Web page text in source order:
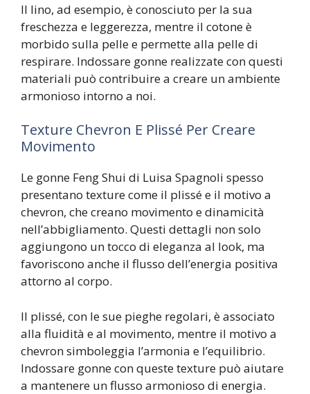
Il lino, ad esempio, è conosciuto per la sua
freschezza e leggerezza, mentre il cotone è
morbido sulla pelle e permette alla pelle di
respirare. Indossare gonne realizzate con questi
materiali può contribuire a creare un ambiente
armonioso intorno a noi.
Texture Chevron E Plissé Per Creare
Movimento
Le gonne Feng Shui di Luisa Spagnoli spesso
presentano texture come il plissé e il motivo a
chevron, che creano movimento e dinamicità
nell’abbigliamento. Questi dettagli non solo
aggiungono un tocco di eleganza al look, ma
favoriscono anche il flusso dell’energia positiva
attorno al corpo.
Il plissé, con le sue pieghe regolari, è associato
alla fluidità e al movimento, mentre il motivo a
chevron simboleggia l’armonia e l’equilibrio.
Indossare gonne con queste texture può aiutare
a mantenere un flusso armonioso di energia.